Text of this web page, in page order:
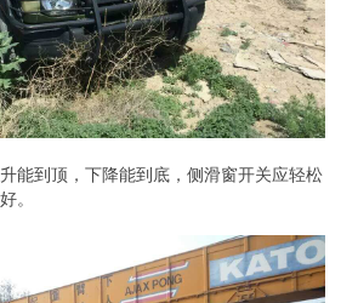
能到顶，下降能到底，侧滑窗开关应轻松
。